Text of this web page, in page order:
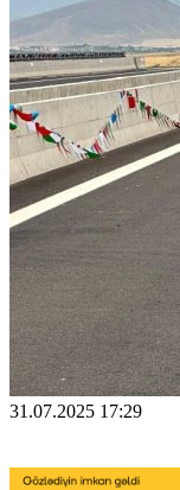
31.07.2025 17:29